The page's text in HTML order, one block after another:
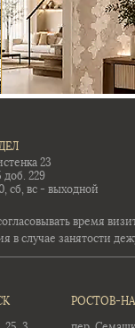
23
доб. 229
сб, вс - выходной
время
в случае занятости
РОСТОВ-